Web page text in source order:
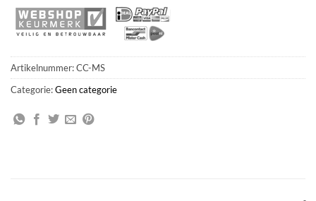
Artikelnummer:CC-MS
Categorie:Geen categorie